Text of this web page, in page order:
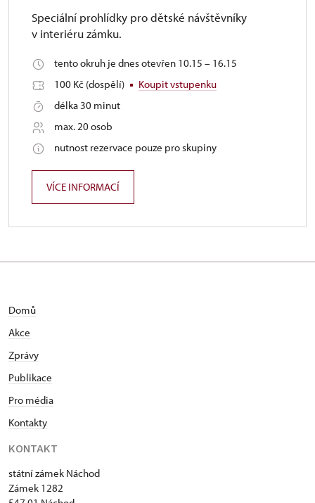
Speciální prohlídky pro dětské návštěvníky
v interiéru zámku.
tento okruh je dnes otevřen 10.15 – 16.15
100 Kč (dospělí)
Koupit vstupenku
délka 30 minut
max. 20 osob
nutnost rezervace pouze pro skupiny
VÍCE INFORMACÍ
Domů
Akce
Zprávy
Publikace
Pro média
Kontakty
KONTAKT
státní zámek Náchod
Zámek 1282